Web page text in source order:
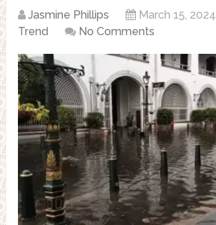
Jasmine Phillips
March 15, 2024
Trend
No Comments